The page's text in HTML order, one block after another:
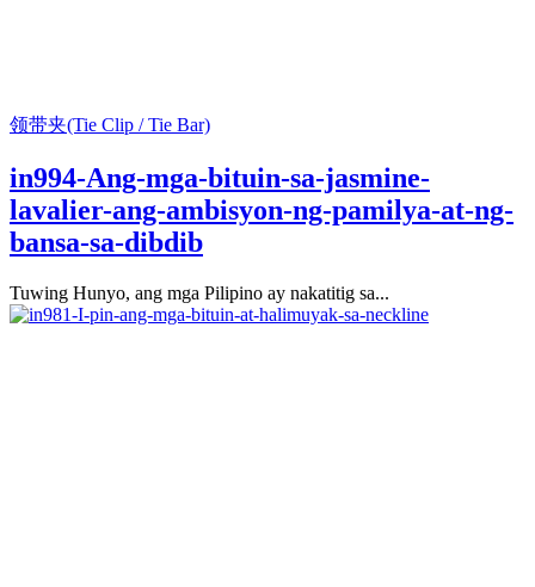
领带夹(Tie Clip / Tie Bar)
in994-Ang-mga-bituin-sa-jasmine-
lavalier-ang-ambisyon-ng-pamilya-at-ng-
bansa-sa-dibdib
Tuwing Hunyo, ang mga Pilipino ay nakatitig sa...